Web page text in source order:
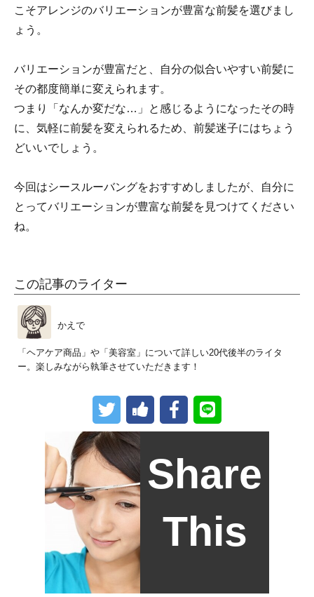
こそアレンジのバリエーションが豊富な前髪を選びまし
ょう。
バリエーションが豊富だと、自分の似合いやすい前髪に
その都度簡単に変えられます。
つまり「なんか変だな…」と感じるようになったその時
に、気軽に前髪を変えられるため、前髪迷子にはちょう
どいいでしょう。
今回はシースルーバングをおすすめしましたが、自分に
とってバリエーションが豊富な前髪を見つけてください
ね。
この記事のライター
かえで
「ヘアケア商品」や「美容室」について詳しい20代後半のライタ
ー。楽しみながら執筆させていただきます！
Share
This